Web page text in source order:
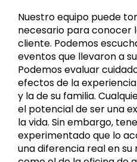
Nuestro equipo puede
necesario para conocer
cliente. Podemos
eventos que llevaron a
Podemos evaluar
efectos de la
y la de su familia.
el potencial de ser una
la vida. Sin embargo,
experimentado que lo
una diferencia real en su